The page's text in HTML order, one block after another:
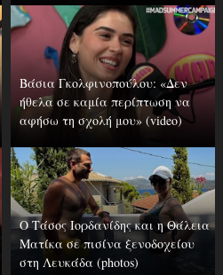
Βάσια Γκολφινοπούλου: «Δεν
ήθελα σε καμία περίπτωση να
αφήσω τη σχολή μου» (video)
Ο Τάσος Ιορδανίδης και η Θάλεια
Ματίκα σε πισίνα ξενοδοχείου
στη Λευκάδα (photos)